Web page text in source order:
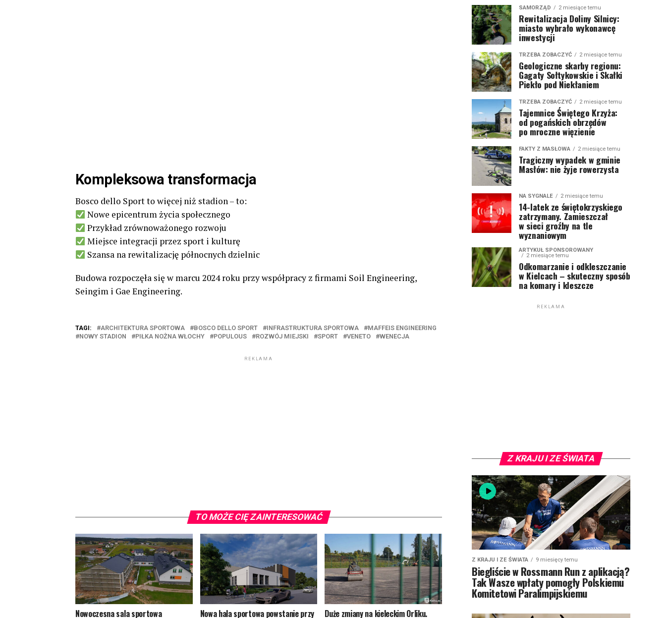
Kompleksowa transformacja
Bosco dello Sport to więcej niż stadion – to:
Nowe epicentrum życia społecznego
Przykład zrównoważonego rozwoju
Miejsce integracji przez sport i kulturę
Szansa na rewitalizację północnych dzielnic
Budowa rozpoczęła się w marcu 2024 roku przy współpracy z firmami Soil Engineering,
Seingim i Gae Engineering.
TAGI: ARCHITEKTURA SPORTOWA BOSCO DELLO SPORT INFRASTRUKTURA SPORTOWA
MAFFEIS ENGINEERING
NOWY STADION
PIŁKA NOŻNA WŁOCHY POPULOUS ROZWÓJ MIEJSKI SPORT VENETO WENECJA
REKLAMA
TO MOŻE CIĘ ZAINTERESOWAĆ
Nowoczesna sala sportowa Nowa hala sportowa powstanie przy Duże zmiany na kieleckim Orliku.
SAMORZĄD 2 miesiące temu
Rewitalizacja Doliny Silnicy:
miasto wybrało wykonawcę
inwestycji
TRZEBA ZOBACZYĆ 2 miesiące temu
Geologiczne skarby regionu:
Gagaty Sołtykowskie i Skałki
Piekło pod Niekłaniem
TRZEBA ZOBACZYĆ 2 miesiące temu
Tajemnice Świętego Krzyża:
od pogańskich obrzędów
po mroczne więzienie
FAKTY Z MASŁOWA 2 miesiące temu
Tragiczny wypadek w gminie
Masłów: nie żyje rowerzysta
NA SYGNALE 2 miesiące temu
14-latek ze świętokrzyskiego
zatrzymany. Zamieszczał
w sieci groźby na tle
wyznaniowym
ARTYKUŁ SPONSOROWANY
2 miesiące temu
Odkomarzanie i odkleszczanie
w Kielcach – skuteczny sposób
na komary i kleszcze
REKLAMA
Z KRAJU I ZE ŚWIATA
Z KRAJU I ZE ŚWIATA 9 miesięcy temu
Biegliście w Rossmann Run z aplikacją?
Tak Wasze wpłaty pomogły Polskiemu
Komitetowi Paralimpijskiemu